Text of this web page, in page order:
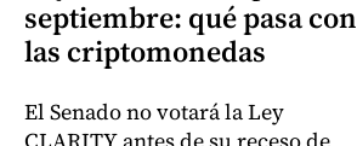
septiembre: qué pasa con
las criptomonedas
El Senado no votará la Ley